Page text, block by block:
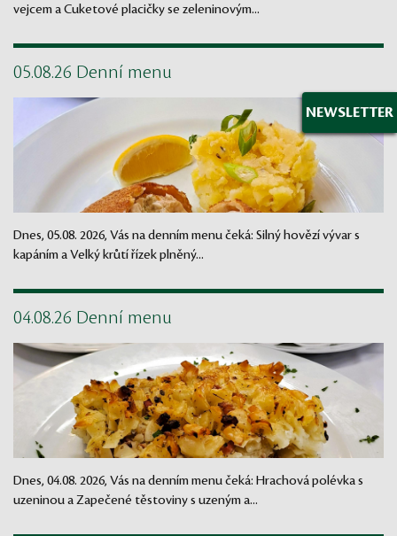
vejcem a Cuketové placičky se zeleninovým...
05.08.26 Denní menu
Dnes, 05.08. 2026, Vás na denním menu čeká: Silný hovězí vývar s
kapáním a Velký krůtí řízek plněný...
04.08.26 Denní menu
Dnes, 04.08. 2026, Vás na denním menu čeká: Hrachová polévka s
uzeninou a Zapečené těstoviny s uzeným a...
NEWSLETTER